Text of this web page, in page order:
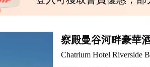
察殿曼谷河畔豪華
Chatrium Hotel Riverside